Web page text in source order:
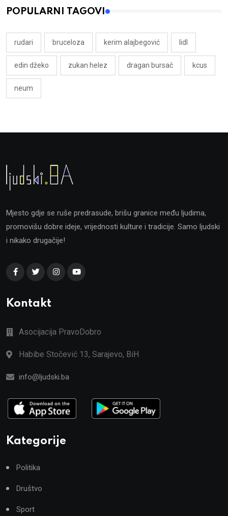
POPULARNI TAGOVI
rudari bruceloza kerim alajbegović lidl
edin džeko zukan helez dragan bursač kcus
neum
Mjesto gdje se ruše predrasude, brišu granice među ljudima,
promovišu dobre ideje, vrijednosti kulture i tradicije. Samo ljudski
i nikako drugačije!
Kontakt
Asocijacija PravoDobro
Habibe Stočević 13, Sarajevo, BiH
info@ljudski.ba
Kategorije
Politika
Društvo
Sport